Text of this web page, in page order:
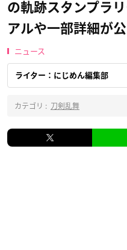
の軌跡スタンプラ
アルや一部詳細が公
ニュース
ライター：にじめん編集部
カテゴリ : 刀剣乱舞